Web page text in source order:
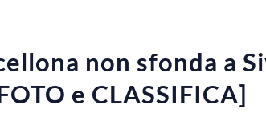
non sfonda a
e CLASSIFICA]